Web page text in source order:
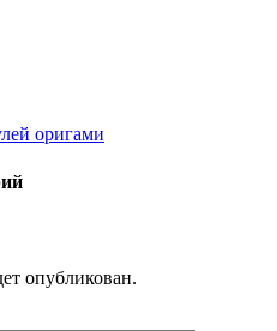
оригами
опубликован.